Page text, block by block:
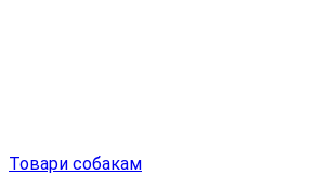
Товари собакам